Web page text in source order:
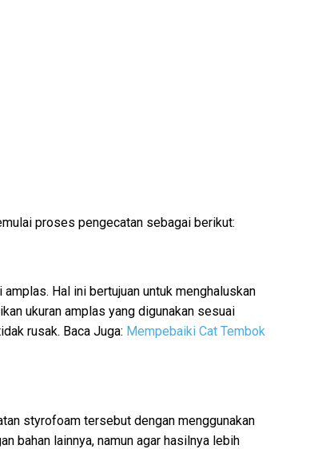
proses pengecatan sebagai berikut:
Hal ini bertujuan untuk menghaluskan
ukuran amplas yang digunakan sesuai
rusak. Baca Juga: Mempebaiki Cat Tembok
styrofoam tersebut dengan menggunakan
bahan lainnya, namun agar hasilnya lebih